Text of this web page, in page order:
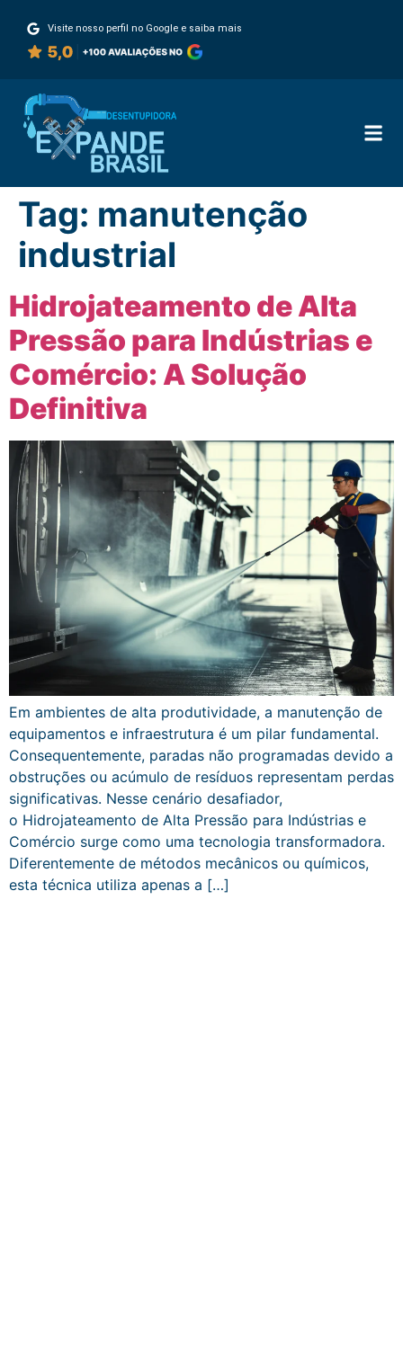
Visite nosso perfil no Google e saiba mais
Tag: manutenção
industrial
Hidrojateamento de Alta
Pressão para Indústrias e
Comércio: A Solução
Definitiva
Em ambientes de alta produtividade, a manutenção de
equipamentos e infraestrutura é um pilar fundamental.
Consequentemente, paradas não programadas devido a
obstruções ou acúmulo de resíduos representam perdas
significativas. Nesse cenário desafiador,
o Hidrojateamento de Alta Pressão para Indústrias e
Comércio surge como uma tecnologia transformadora.
Diferentemente de métodos mecânicos ou químicos,
esta técnica utiliza apenas a […]